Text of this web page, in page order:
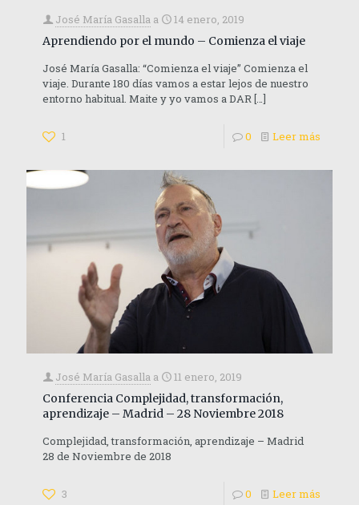
José María Gasalla a
14 enero, 2019
Aprendiendo por el mundo – Comienza el viaje
José María Gasalla: “Comienza el viaje” Comienza el
viaje. Durante 180 días vamos a estar lejos de nuestro
entorno habitual. Maite y yo vamos a DAR[…]
1 0 Leer más
José María Gasalla a
11 enero, 2019
Conferencia Complejidad, transformación,
aprendizaje – Madrid – 28 Noviembre 2018
Complejidad, transformación, aprendizaje – Madrid
28 de Noviembre de 2018
3 0 Leer más